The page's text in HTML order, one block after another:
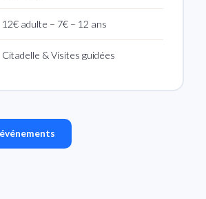
12€ adulte – 7€ – 12 ans
Citadelle & Visites guidées